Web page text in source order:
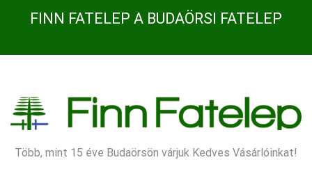
FINN FATELEP A BUDAÖRSI FATELEP
Több, mint 15 éve Budaörsön várjuk Kedves Vásárlóinkat!